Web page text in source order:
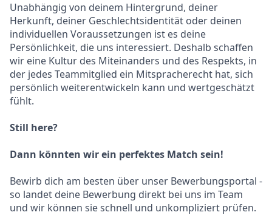
Unabhängig von deinem Hintergrund, deiner
Herkunft, deiner Geschlechtsidentität oder deinen
individuellen Voraussetzungen ist es deine
Persönlichkeit, die uns interessiert. Deshalb schaffen
wir eine Kultur des Miteinanders und des Respekts, in
der jedes Teammitglied ein Mitspracherecht hat, sich
persönlich weiterentwickeln kann und wertgeschätzt
fühlt.
Still here?
Dann könnten wir ein perfektes Match sein!
Bewirb dich am besten über unser Bewerbungsportal -
so landet deine Bewerbung direkt bei uns im Team
und wir können sie schnell und unkompliziert prüfen.